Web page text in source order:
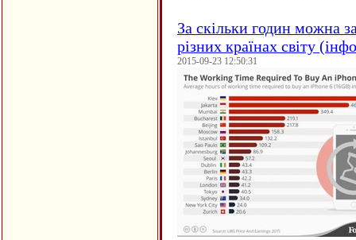
За скільки годин можна
різних країнах світу
2015-09-23 12:50:31